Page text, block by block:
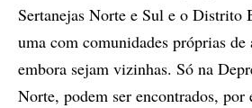
Sertanejas Norte e Sul e o Distrito
uma com comunidades próprias de
embora sejam vizinhas. Só na
Norte, podem ser encontrados, por